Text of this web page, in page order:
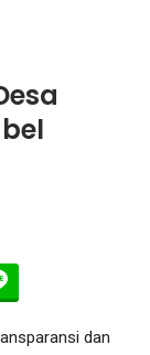
dan